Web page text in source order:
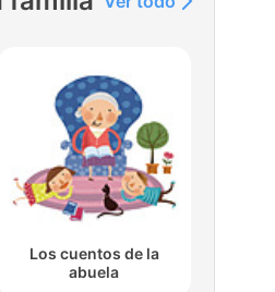
Los cuentos de la
abuela